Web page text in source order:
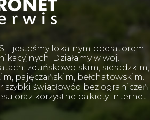
– jesteśmy lokalnym operatorem
Działamy w woj.
zduńskowolskim, sieradzkim,
pajęczańskim, bełchatowskim.
szybki światłowód bez ograniczeń
oraz korzystne pakiety Internet